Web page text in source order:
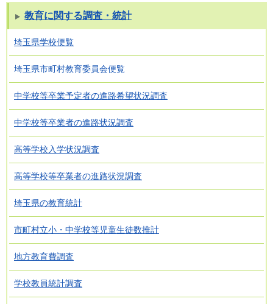
教育に関する調査・統計
埼玉県学校便覧
埼玉県市町村教育委員会便覧
中学校等卒業予定者の進路希望状況調査
中学校等卒業者の進路状況調査
高等学校入学状況調査
高等学校等卒業者の進路状況調査
埼玉県の教育統計
市町村立小・中学校等児童生徒数推計
地方教育費調査
学校教員統計調査